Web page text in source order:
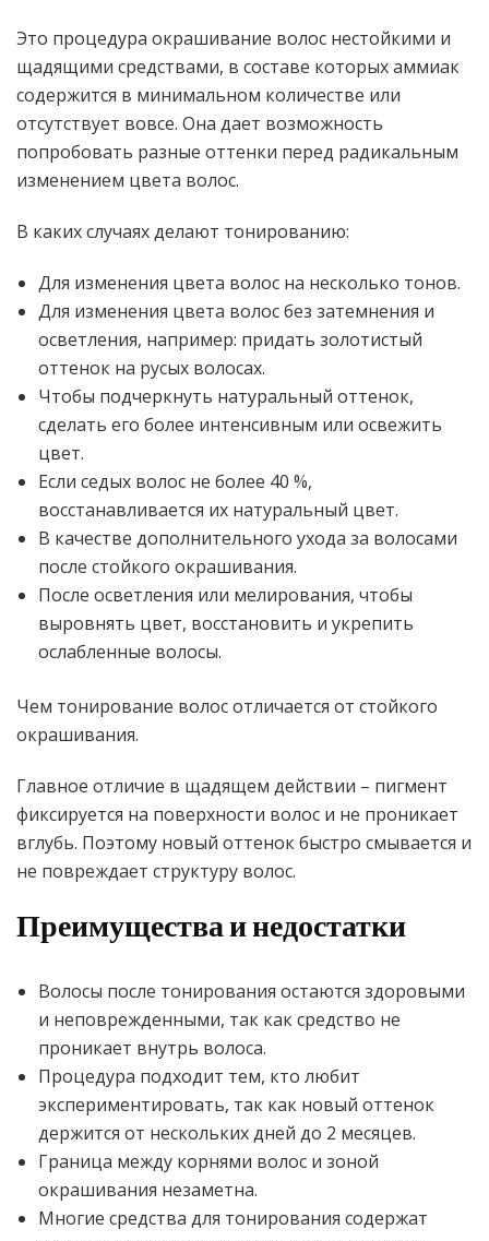
Это процедура окрашивание волос нестойкими и
щадящими средствами, в составе которых аммиак
содержится в минимальном количестве или
отсутствует вовсе. Она дает возможность
попробовать разные оттенки перед радикальным
изменением цвета волос.
В каких случаях делают тонированию:
Для изменения цвета волос на несколько тонов.
Для изменения цвета волос без затемнения и
осветления, например: придать золотистый
оттенок на русых волосах.
Чтобы подчеркнуть натуральный оттенок,
сделать его более интенсивным или освежить
цвет.
Если седых волос не более 40 %,
восстанавливается их натуральный цвет.
В качестве дополнительного ухода за волосами
после стойкого окрашивания.
После осветления или мелирования, чтобы
выровнять цвет, восстановить и укрепить
ослабленные волосы.
Чем тонирование волос отличается от стойкого
окрашивания.
Главное отличие в щадящем действии – пигмент
фиксируется на поверхности волос и не проникает
вглубь. Поэтому новый оттенок быстро смывается и
не повреждает структуру волос.
Преимущества и недостатки
Волосы после тонирования остаются здоровыми
и неповрежденными, так как средство не
проникает внутрь волоса.
Процедура подходит тем, кто любит
экспериментировать, так как новый оттенок
держится от нескольких дней до 2 месяцев.
Граница между корнями волос и зоной
окрашивания незаметна.
Многие средства для тонирования содержат